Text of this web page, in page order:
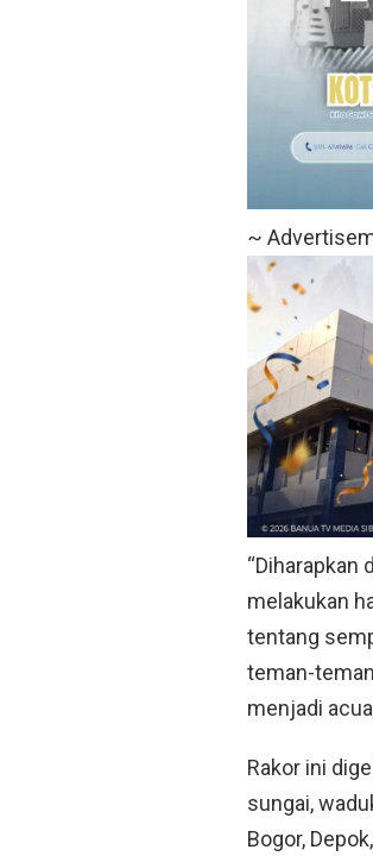
~
“Diharapkan
melakukan
tentang
teman-
menjadi
Rakor ini
sungai,
Bogor,